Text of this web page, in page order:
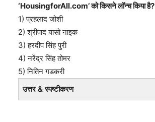
‘HousingforAll.com’ को किसने लॉन्च किया है?
1) प्रहलाद जोशी
2) श्रीपाद यासो नाइक
3) हरदीप सिंह पुरी
4) नरेंद्र सिंह तोमर
5) नितिन गडकरी
उत्तर & स्पष्टीकरण